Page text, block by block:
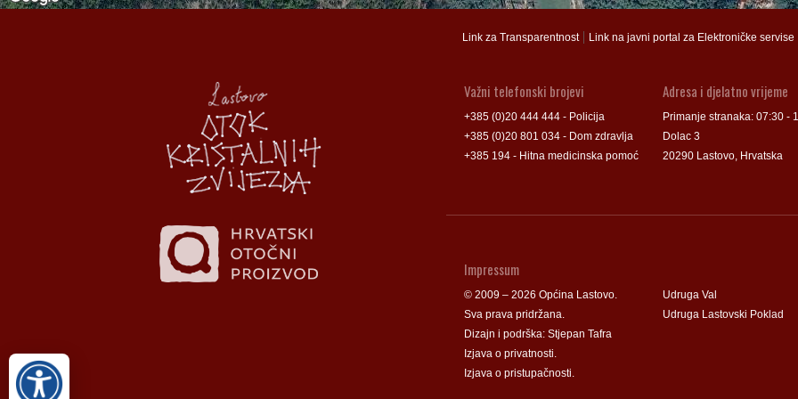
Link za Transparentnost| Link na javni portal za Elektroničke servise
Adresa i djelatno vrijeme
Primanje stranaka: 07:30 -
Dolac 3
20290 Lastovo, Hrvatska
Važni telefonski brojevi
+385 (0)20 444 444 - Policija
+385 (0)20 801 034 - Dom zdravlja
+385 194 - Hitna medicinska pomoć
Udruga Val
Udruga Lastovski Poklad
Impressum
© 2009 – 2026 Općina Lastovo.
Sva prava pridržana.
Dizajn i podrška: Stjepan Tafra
Izjava o privatnosti.
Izjava o pristupačnosti.